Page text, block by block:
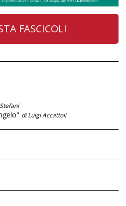
FASCICOLI
di Luigi Accattoli